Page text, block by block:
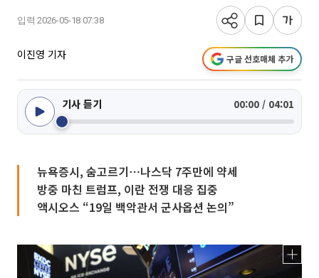
입력 2026-05-18 07:38
이진영 기자 구글 선호매체 추가
기사 듣기 00:00 / 04:01
뉴욕증시, 숨고르기⋯나스닥 7주만에 약세
방중 마친 트럼프, 이란 전쟁 대응 집중
액시오스 “19일 백악관서 군사옵션 논의”